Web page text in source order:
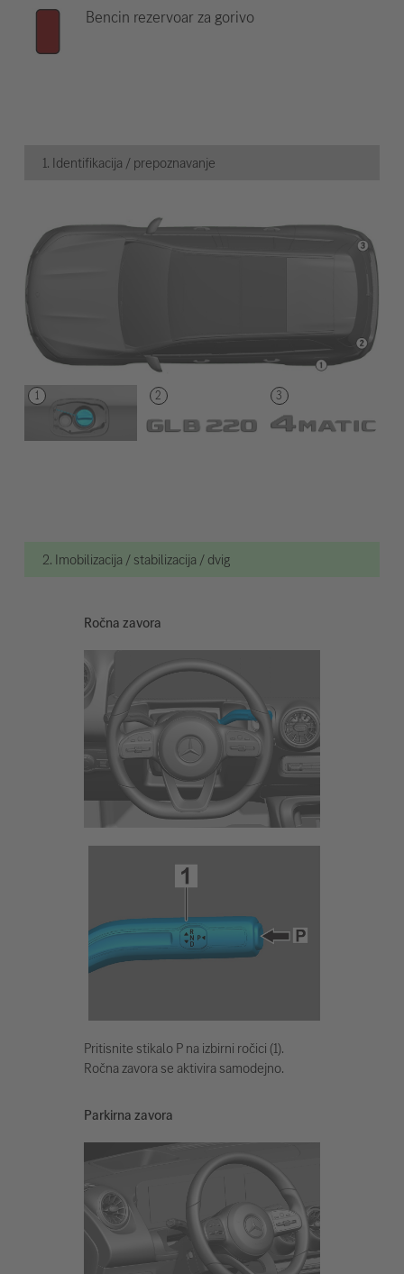
Bencin rezervoar za gorivo
1. Identifikacija / prepoznavanje
2. Imobilizacija / stabilizacija / dvig
Ročna zavora
Pritisnite stikalo P na izbirni ročici (1).
Ročna zavora se aktivira samodejno.
Parkirna zavora